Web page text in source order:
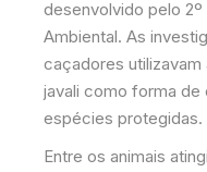
desenvolvido pelo
Ambiental. As
caçadores
javali como forma de
espécies protegidas.
Entre os animais